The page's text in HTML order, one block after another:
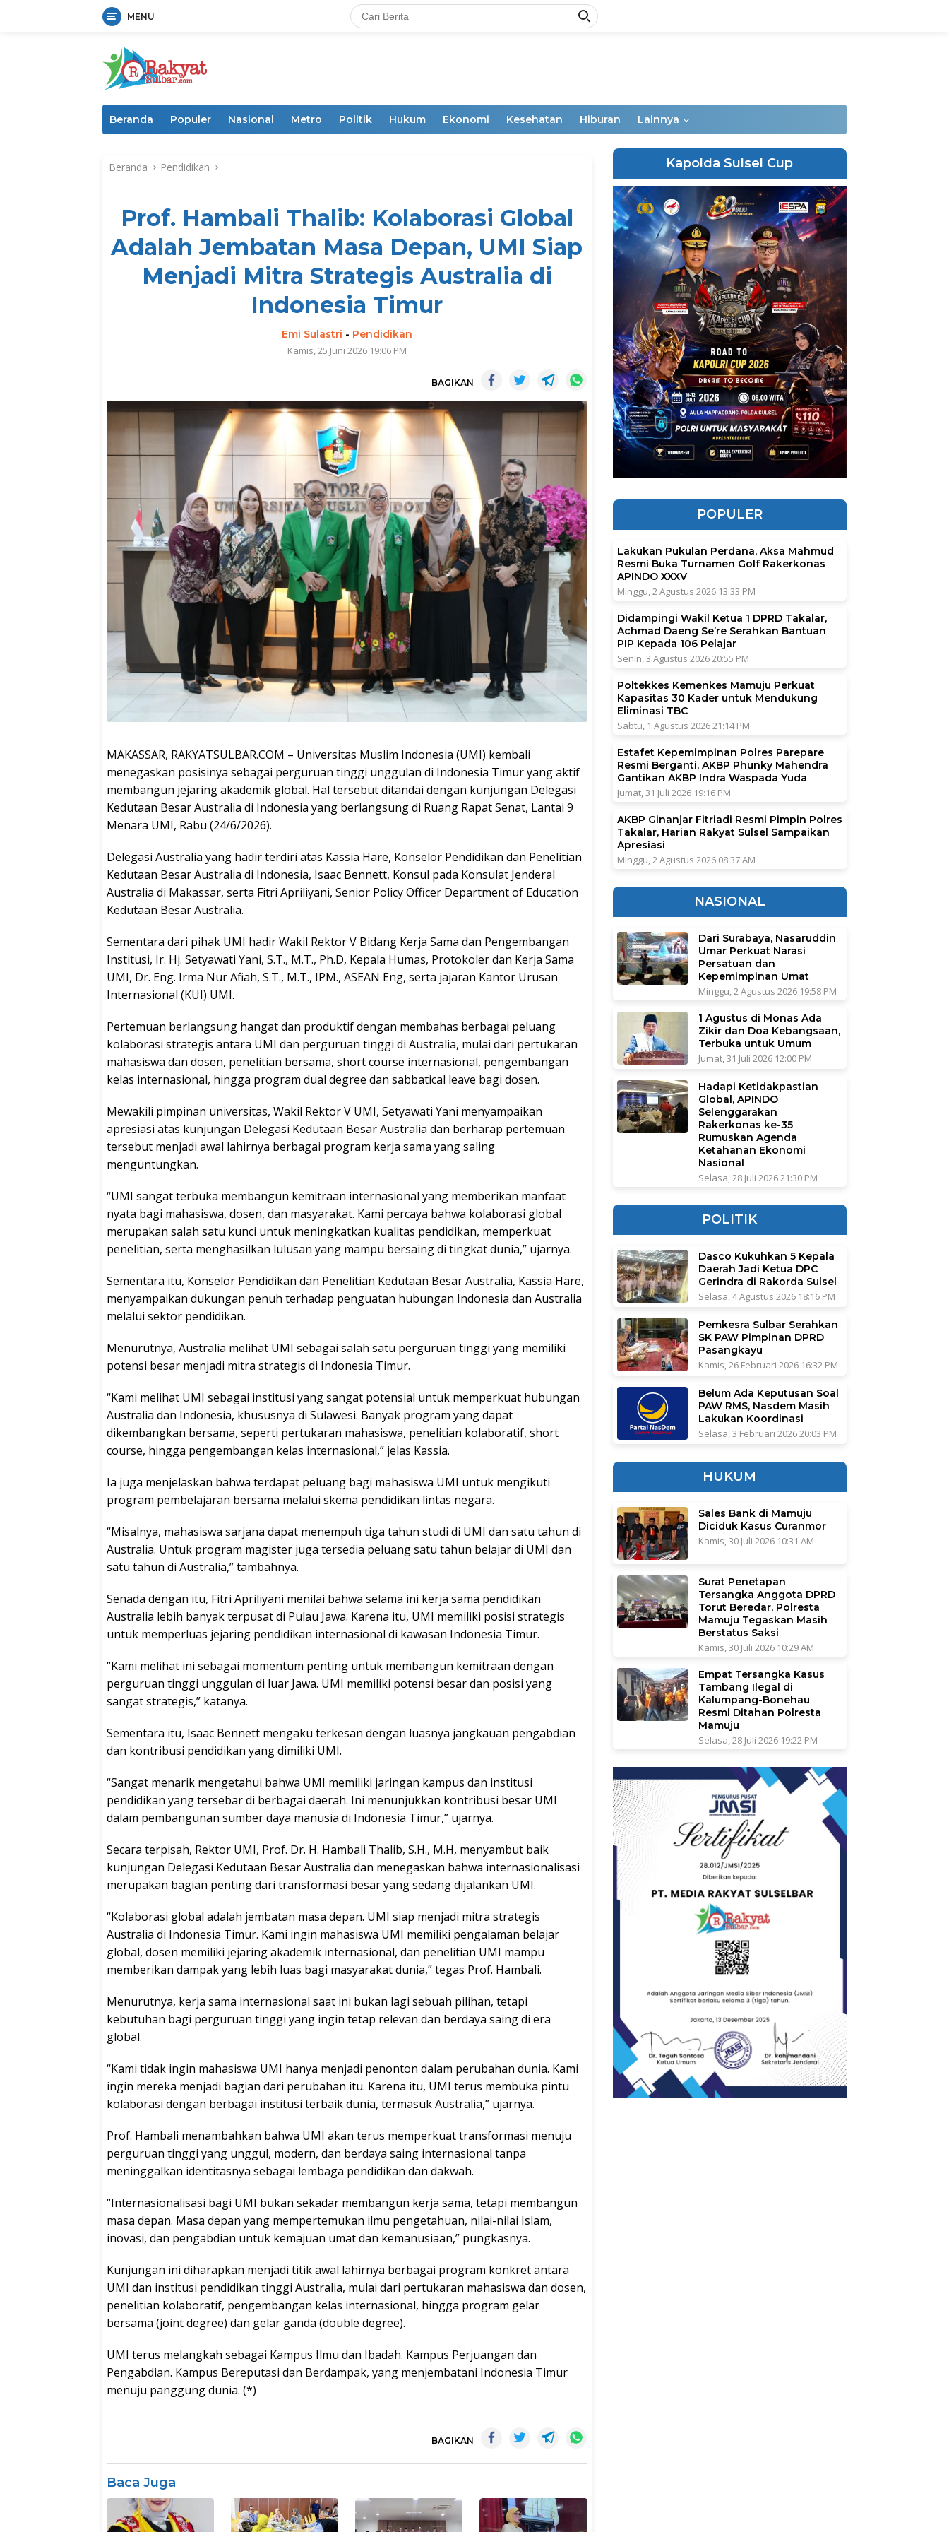
MENU
Beranda Populer Nasional Metro Politik Hukum Ekonomi Kesehatan Hiburan Lainnya
Beranda Pendidikan
Prof. Hambali Thalib: Kolaborasi Global
Adalah Jembatan Masa Depan, UMI Siap
Menjadi Mitra Strategis Australia di
Indonesia Timur
Emi Sulastri - Pendidikan
Kamis, 25 Juni 2026 19:06 PM
BAGIKAN
MAKASSAR, RAKYATSULBAR.COM – Universitas Muslim Indonesia (UMI) kembali
menegaskan posisinya sebagai perguruan tinggi unggulan di Indonesia Timur yang aktif
membangun jejaring akademik global. Hal tersebut ditandai dengan kunjungan Delegasi
Kedutaan Besar Australia di Indonesia yang berlangsung di Ruang Rapat Senat, Lantai 9
Menara UMI, Rabu (24/6/2026).
Delegasi Australia yang hadir terdiri atas Kassia Hare, Konselor Pendidikan dan Penelitian
Kedutaan Besar Australia di Indonesia, Isaac Bennett, Konsul pada Konsulat Jenderal
Australia di Makassar, serta Fitri Apriliyani, Senior Policy Officer Department of Education
Kedutaan Besar Australia.
Sementara dari pihak UMI hadir Wakil Rektor V Bidang Kerja Sama dan Pengembangan
Institusi, Ir. Hj. Setyawati Yani, S.T., M.T., Ph.D, Kepala Humas, Protokoler dan Kerja Sama
UMI, Dr. Eng. Irma Nur Afiah, S.T., M.T., IPM., ASEAN Eng, serta jajaran Kantor Urusan
Internasional (KUI) UMI.
Pertemuan berlangsung hangat dan produktif dengan membahas berbagai peluang
kolaborasi strategis antara UMI dan perguruan tinggi di Australia, mulai dari pertukaran
mahasiswa dan dosen, penelitian bersama, short course internasional, pengembangan
kelas internasional, hingga program dual degree dan sabbatical leave bagi dosen.
Mewakili pimpinan universitas, Wakil Rektor V UMI, Setyawati Yani menyampaikan
apresiasi atas kunjungan Delegasi Kedutaan Besar Australia dan berharap pertemuan
tersebut menjadi awal lahirnya berbagai program kerja sama yang saling
menguntungkan.
“UMI sangat terbuka membangun kemitraan internasional yang memberikan manfaat
nyata bagi mahasiswa, dosen, dan masyarakat. Kami percaya bahwa kolaborasi global
merupakan salah satu kunci untuk meningkatkan kualitas pendidikan, memperkuat
penelitian, serta menghasilkan lulusan yang mampu bersaing di tingkat dunia,” ujarnya.
Sementara itu, Konselor Pendidikan dan Penelitian Kedutaan Besar Australia, Kassia Hare,
menyampaikan dukungan penuh terhadap penguatan hubungan Indonesia dan Australia
melalui sektor pendidikan.
Menurutnya, Australia melihat UMI sebagai salah satu perguruan tinggi yang memiliki
potensi besar menjadi mitra strategis di Indonesia Timur.
“Kami melihat UMI sebagai institusi yang sangat potensial untuk memperkuat hubungan
Australia dan Indonesia, khususnya di Sulawesi. Banyak program yang dapat
dikembangkan bersama, seperti pertukaran mahasiswa, penelitian kolaboratif, short
course, hingga pengembangan kelas internasional,” jelas Kassia.
Ia juga menjelaskan bahwa terdapat peluang bagi mahasiswa UMI untuk mengikuti
program pembelajaran bersama melalui skema pendidikan lintas negara.
“Misalnya, mahasiswa sarjana dapat menempuh tiga tahun studi di UMI dan satu tahun di
Australia. Untuk program magister juga tersedia peluang satu tahun belajar di UMI dan
satu tahun di Australia,” tambahnya.
Senada dengan itu, Fitri Apriliyani menilai bahwa selama ini kerja sama pendidikan
Australia lebih banyak terpusat di Pulau Jawa. Karena itu, UMI memiliki posisi strategis
untuk memperluas jejaring pendidikan internasional di kawasan Indonesia Timur.
“Kami melihat ini sebagai momentum penting untuk membangun kemitraan dengan
perguruan tinggi unggulan di luar Jawa. UMI memiliki potensi besar dan posisi yang
sangat strategis,” katanya.
Sementara itu, Isaac Bennett mengaku terkesan dengan luasnya jangkauan pengabdian
dan kontribusi pendidikan yang dimiliki UMI.
“Sangat menarik mengetahui bahwa UMI memiliki jaringan kampus dan institusi
pendidikan yang tersebar di berbagai daerah. Ini menunjukkan kontribusi besar UMI
dalam pembangunan sumber daya manusia di Indonesia Timur,” ujarnya.
Secara terpisah, Rektor UMI, Prof. Dr. H. Hambali Thalib, S.H., M.H, menyambut baik
kunjungan Delegasi Kedutaan Besar Australia dan menegaskan bahwa internasionalisasi
merupakan bagian penting dari transformasi besar yang sedang dijalankan UMI.
“Kolaborasi global adalah jembatan masa depan. UMI siap menjadi mitra strategis
Australia di Indonesia Timur. Kami ingin mahasiswa UMI memiliki pengalaman belajar
global, dosen memiliki jejaring akademik internasional, dan penelitian UMI mampu
memberikan dampak yang lebih luas bagi masyarakat dunia,” tegas Prof. Hambali.
Menurutnya, kerja sama internasional saat ini bukan lagi sebuah pilihan, tetapi
kebutuhan bagi perguruan tinggi yang ingin tetap relevan dan berdaya saing di era
global.
“Kami tidak ingin mahasiswa UMI hanya menjadi penonton dalam perubahan dunia. Kami
ingin mereka menjadi bagian dari perubahan itu. Karena itu, UMI terus membuka pintu
kolaborasi dengan berbagai institusi terbaik dunia, termasuk Australia,” ujarnya.
Prof. Hambali menambahkan bahwa UMI akan terus memperkuat transformasi menuju
perguruan tinggi yang unggul, modern, dan berdaya saing internasional tanpa
meninggalkan identitasnya sebagai lembaga pendidikan dan dakwah.
“Internasionalisasi bagi UMI bukan sekadar membangun kerja sama, tetapi membangun
masa depan. Masa depan yang mempertemukan ilmu pengetahuan, nilai-nilai Islam,
inovasi, dan pengabdian untuk kemajuan umat dan kemanusiaan,” pungkasnya.
Kunjungan ini diharapkan menjadi titik awal lahirnya berbagai program konkret antara
UMI dan institusi pendidikan tinggi Australia, mulai dari pertukaran mahasiswa dan dosen,
penelitian kolaboratif, pengembangan kelas internasional, hingga program gelar
bersama (joint degree) dan gelar ganda (double degree).
UMI terus melangkah sebagai Kampus Ilmu dan Ibadah. Kampus Perjuangan dan
Pengabdian. Kampus Bereputasi dan Berdampak, yang menjembatani Indonesia Timur
menuju panggung dunia. (*)
BAGIKAN
Baca Juga
Kapolda Sulsel Cup
POPULER
Lakukan Pukulan Perdana, Aksa Mahmud
Resmi Buka Turnamen Golf Rakerkonas
APINDO XXXV
Minggu, 2 Agustus 2026 13:33 PM
Didampingi Wakil Ketua 1 DPRD Takalar,
Achmad Daeng Se’re Serahkan Bantuan
PIP Kepada 106 Pelajar
Senin, 3 Agustus 2026 20:55 PM
Poltekkes Kemenkes Mamuju Perkuat
Kapasitas 30 Kader untuk Mendukung
Eliminasi TBC
Sabtu, 1 Agustus 2026 21:14 PM
Estafet Kepemimpinan Polres Parepare
Resmi Berganti, AKBP Phunky Mahendra
Gantikan AKBP Indra Waspada Yuda
Jumat, 31 Juli 2026 19:16 PM
AKBP Ginanjar Fitriadi Resmi Pimpin Polres
Takalar, Harian Rakyat Sulsel Sampaikan
Apresiasi
Minggu, 2 Agustus 2026 08:37 AM
NASIONAL
Dari Surabaya, Nasaruddin
Umar Perkuat Narasi
Persatuan dan
Kepemimpinan Umat
Minggu, 2 Agustus 2026 19:58 PM
1 Agustus di Monas Ada
Zikir dan Doa Kebangsaan,
Terbuka untuk Umum
Jumat, 31 Juli 2026 12:00 PM
Hadapi Ketidakpastian
Global, APINDO
Selenggarakan
Rakerkonas ke-35
Rumuskan Agenda
Ketahanan Ekonomi
Nasional
Selasa, 28 Juli 2026 21:30 PM
POLITIK
Dasco Kukuhkan 5 Kepala
Daerah Jadi Ketua DPC
Gerindra di Rakorda Sulsel
Selasa, 4 Agustus 2026 18:16 PM
Pemkesra Sulbar Serahkan
SK PAW Pimpinan DPRD
Pasangkayu
Kamis, 26 Februari 2026 16:32 PM
Belum Ada Keputusan Soal
PAW RMS, Nasdem Masih
Lakukan Koordinasi
Selasa, 3 Februari 2026 20:03 PM
HUKUM
Sales Bank di Mamuju
Diciduk Kasus Curanmor
Kamis, 30 Juli 2026 10:31 AM
Surat Penetapan
Tersangka Anggota DPRD
Torut Beredar, Polresta
Mamuju Tegaskan Masih
Berstatus Saksi
Kamis, 30 Juli 2026 10:29 AM
Empat Tersangka Kasus
Tambang Ilegal di
Kalumpang-Bonehau
Resmi Ditahan Polresta
Mamuju
Selasa, 28 Juli 2026 19:22 PM